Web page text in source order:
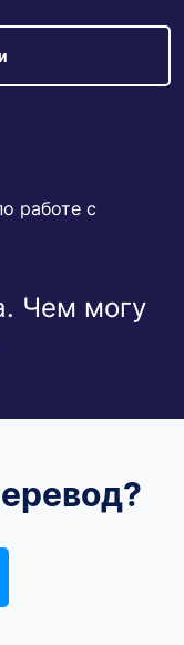
работе с
Чем могу